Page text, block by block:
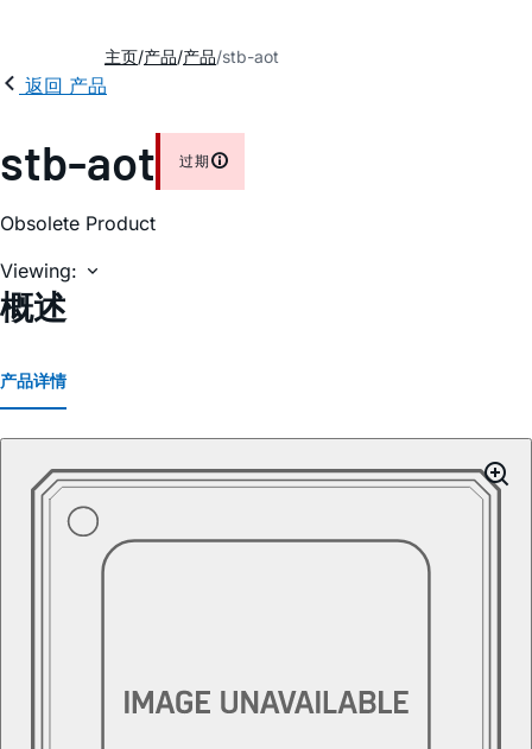
主页 产品 产品 stb-aot
返回 产品
stb-aot 过期
Obsolete Product
Viewing:
概述
产品详情